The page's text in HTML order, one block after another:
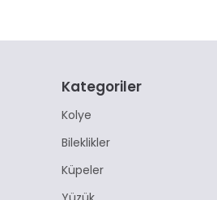
Kategoriler
Kolye
Bileklikler
Küpeler